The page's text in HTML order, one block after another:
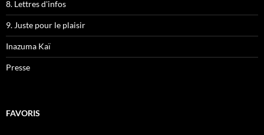
8. Lettres d'infos
9. Juste pour le plaisir
Inazuma Kaï
Presse
FAVORIS